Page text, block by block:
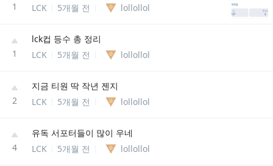
1
LCK
5개월 전 lollollol
1
lck컵 등수 총 정리
LCK
5개월 전 lollollol
2
지금 티원 딱 작년 젠지
LCK
5개월 전 lollollol
4
유독 서포터들이 많이 우네
LCK
5개월 전 lollollol